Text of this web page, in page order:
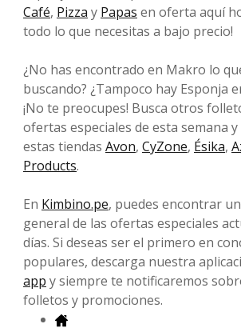
Café, Pizza y Papas en oferta aquí
todo lo que necesitas a bajo precio!
¿No has encontrado en Makro lo
buscando? ¿Tampoco hay Esponja
¡No te preocupes! Busca otros
ofertas especiales de esta semana
estas tiendas Avon, CyZone, Ésika,
Products.
En Kimbino.pe, puedes encontrar
general de las ofertas especiales
días. Si deseas ser el primero en
populares, descarga nuestra
app y siempre te notificaremos
folletos y promociones.